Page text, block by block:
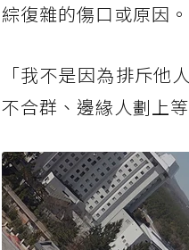
綜復雜的傷口或原因。
「我不是因為排斥他
不合群、邊緣人劃上